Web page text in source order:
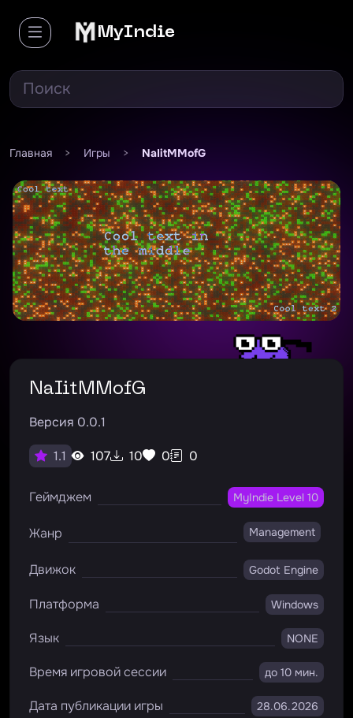
MyIndie
Главная > Игры > NaIitMMofG
NaIitMMofG
Версия 0.0.1
1.1 107 10 0 0
Геймджем MyIndie Level 10
Жанр Management
Движок Godot Engine
Платформа Windows
Язык NONE
Время игровой сессии до 10 мин.
Дата публикации игры 28.06.2026